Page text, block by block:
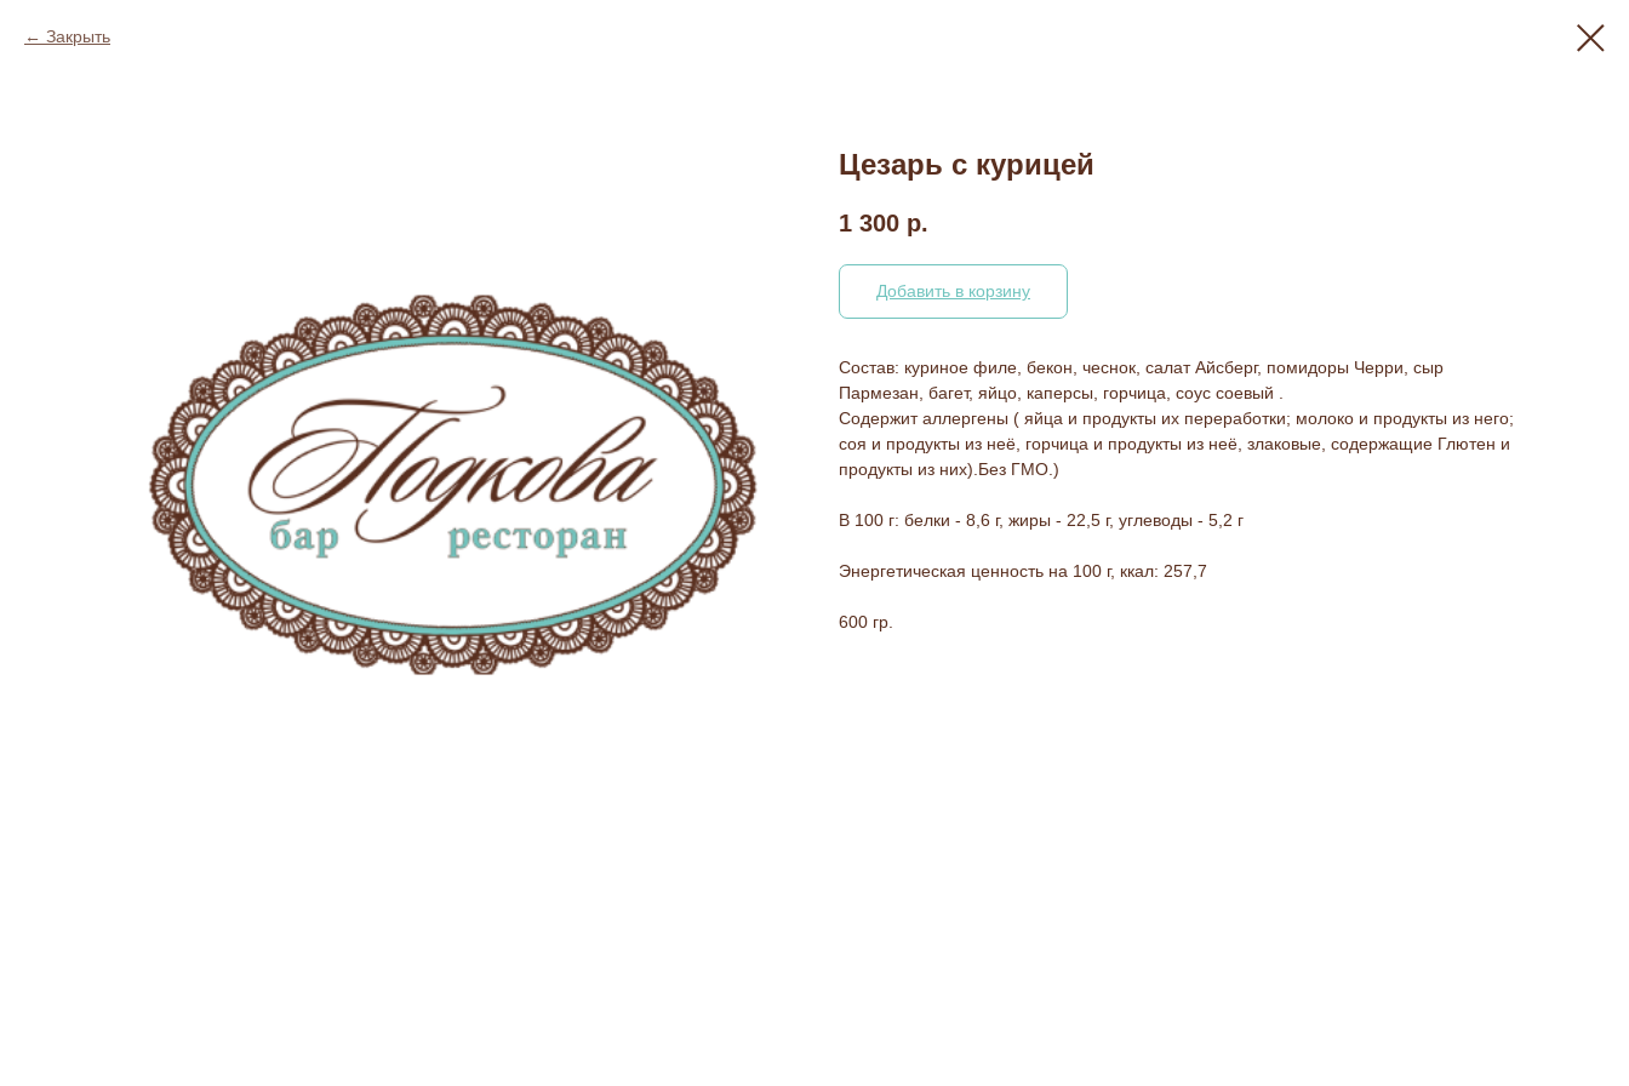
Закрыть
Цезарь с курицей
1 300 р.
Добавить в корзину
Состав: куриное филе, бекон, чеснок, салат Айсберг, помидоры Черри, сыр
Пармезан, багет, яйцо, каперсы, горчица, соус соевый .
Содержит аллергены ( яйца и продукты их переработки; молоко и продукты из него;
соя и продукты из неё, горчица и продукты из неё, злаковые, содержащие Глютен и
продукты из них).Без ГМО.)
В 100 г: белки - 8,6 г, жиры - 22,5 г, углеводы - 5,2 г
Энергетическая ценность на 100 г, ккал: 257,7
600 гр.